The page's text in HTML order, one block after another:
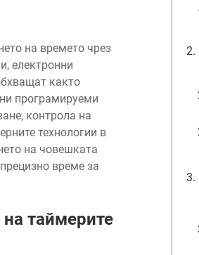
на времето чрез
електронни
както
програмируеми
контрола на
технологии в
на човешката
време за
таймерите